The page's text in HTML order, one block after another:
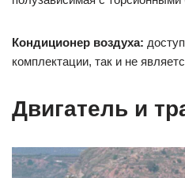
Кондиционер воздуха:
комплектации, так и не
Двигатель и